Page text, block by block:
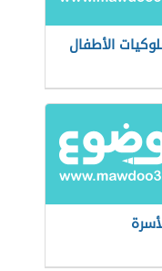
الأطفال